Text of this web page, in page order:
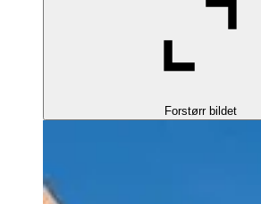
Forstørr bildet